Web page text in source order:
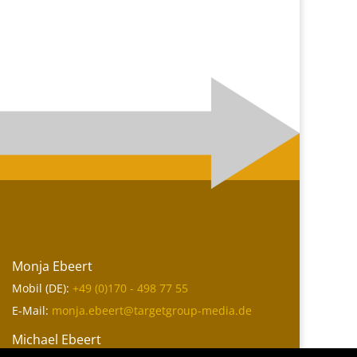
Monja Ebeert
Mobil (DE): +49 (0)170 - 498 77 55
E-Mail: monja.ebeert@targetgroup-media.de
Michael Ebeert